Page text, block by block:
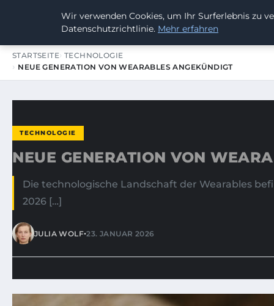
SUMMERBLAST FESTIVAL
STARTSEITE TECHNOLOGIE
NEUE GENERATION VON WEARABLES ANGEKÜNDIGT
TECHNOLOGIE
NEUE GENERATION VON
Die technologische Landschaft der Wearables
2026 […]
JULIA WOLF•23. JANUAR 2026
Wir verwenden Cookies, um Ihr Surferlebnis zu
Datenschutzrichtlinie. Mehr erfahren